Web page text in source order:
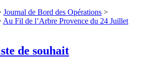
Journal de Bord des Opérations >
Au Fil de l’Arbre Provence du 24 Juillet
de souhait